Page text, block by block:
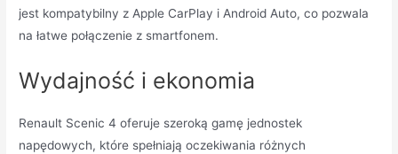
jest kompatybilny z Apple CarPlay i Android Auto, co pozwala
na łatwe połączenie z smartfonem.
Wydajność i ekonomia
Renault Scenic 4 oferuje szeroką gamę jednostek
napędowych, które spełniają oczekiwania różnych